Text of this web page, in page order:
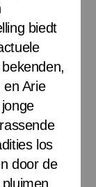
biedt
Arie
los
door de